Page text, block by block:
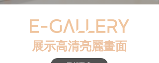
展示高清亮麗畫面